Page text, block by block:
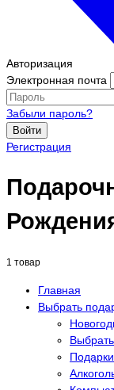
Авторизация
Электронная почта
Забыли пароль?
Войти
Регистрация
1 товар
Главная
Выбрать